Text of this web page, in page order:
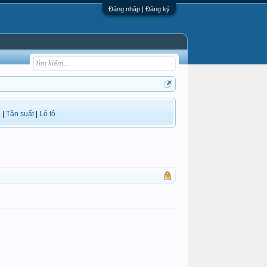
Đăng nhập | Đăng ký
Tần suất| Lô tô